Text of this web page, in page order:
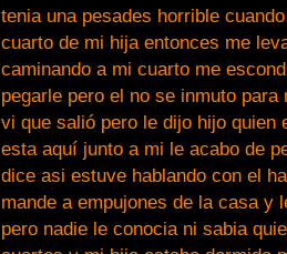
tenia una pesades horrible
cuarto de mi hija entonces me
caminando a mi cuarto me
pegarle pero el no se inmuto
vi que salió pero le dijo hijo quien
esta aquí junto a mi le acabo de
dice asi estuve hablando con el
mande a empujones de la casa y
pero nadie le conocia ni sabia